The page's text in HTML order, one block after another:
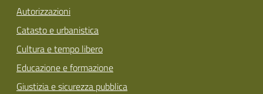
Autorizzazioni
Catasto e urbanistica
Cultura e tempo libero
Educazione e formazione
Giustizia e sicurezza pubblica